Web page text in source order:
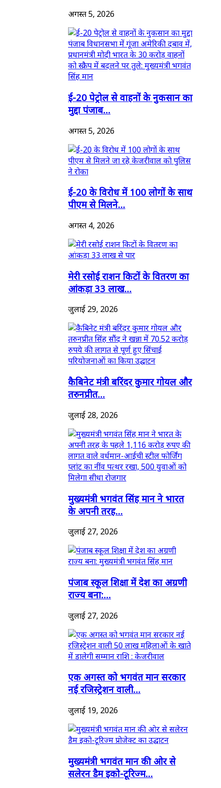
अगस्त 5, 2026
ई-20 पेट्रोल से वाहनों के नुकसान का
मुद्दा पंजाब...
अगस्त 5, 2026
ई-20 के विरोध में 100 लोगों के साथ
पीएम से मिलने...
अगस्त 4, 2026
मेरी रसोई राशन किटों के वितरण का
आंकड़ा 33 लाख...
जुलाई 29, 2026
कैबिनेट मंत्री बरिंदर कुमार गोयल और
तरुनप्रीत...
जुलाई 28, 2026
मुख्यमंत्री भगवंत सिंह मान ने भारत
के अपनी तरह...
जुलाई 27, 2026
पंजाब स्कूल शिक्षा में देश का अग्रणी
राज्य बना:...
जुलाई 27, 2026
एक अगस्त को भगवंत मान सरकार
नई रजिस्ट्रेशन वाली...
जुलाई 19, 2026
मुख्यमंत्री भगवंत मान की ओर से
सलेरन डैम इको-टूरिज्म...